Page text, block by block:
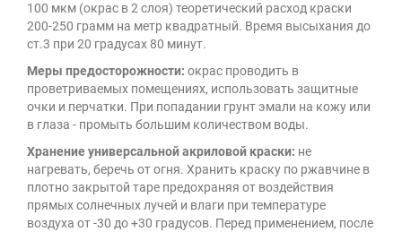
100 мкм (окрас в 2 слоя) теоретический расход краски
200-250 грамм на метр квадратный. Время высыхания до
ст.3 при 20 градусах 80 минут.
Меры предосторожности: окрас проводить в
проветриваемых помещениях, использовать защитные
очки и перчатки. При попадании грунт эмали на кожу или
в глаза - промыть большим количеством воды.
Хранение универсальной акриловой краски: не
нагревать, беречь от огня. Хранить краску по ржавчине в
плотно закрытой таре предохраняя от воздействия
прямых солнечных лучей и влаги при температуре
воздуха от -30 до +30 градусов. Перед применением, после